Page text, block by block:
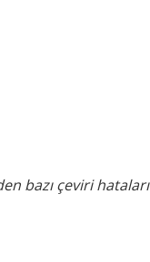
bazı çeviri hataları